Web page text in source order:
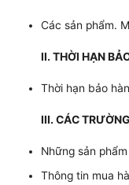
Các sản phẩm.
II. THỜI HẠN
Thời hạn bảo
III. CÁC
Những sản
Thông tin mua